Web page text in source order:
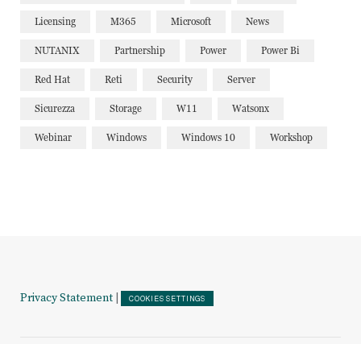
Licensing M365 Microsoft News
NUTANIX Partnership Power Power Bi
Red Hat Reti Security Server
Sicurezza Storage W11 Watsonx
Webinar Windows Windows 10 Workshop
Privacy Statement COOKIES SETTINGS